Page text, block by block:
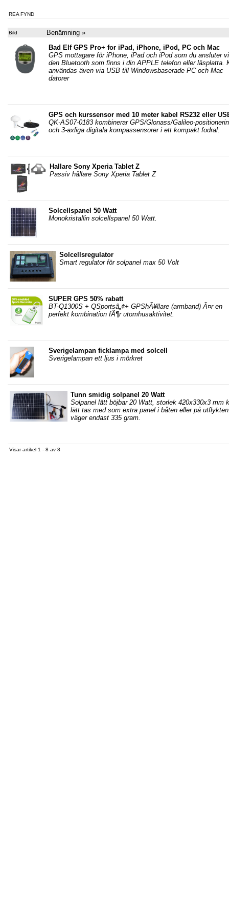
REA FYND
Bild
Benämning »
Bad Elf GPS Pro+ for iPad, iPhone, iPod, PC och Mac
GPS mottagare för iPhone, iPad och iPod som du ansluter
den Bluetooth som finns i din APPLE telefon eller läsplatta.
användas även via USB till Windowsbaserade PC och Mac
datorer
GPS och kurssensor med 10 meter kabel RS232 eller
QK-AS07-0183 kombinerar GPS/Glonass/Galileo-
och 3-axliga digitala kompassensorer i ett kompakt fodral.
Hallare Sony Xperia Tablet Z
Passiv hållare Sony Xperia Tablet Z
Solcellspanel 50 Watt
Monokristallin solcellspanel 50 Watt.
Solcellsregulator
Smart regulator för solpanel max 50 Volt
SUPER GPS 50% rabatt
BT-Q1300S + QSportsâ„¢+ GPShÃ¥llare (armband) Ã¤r en
perfekt kombination fÃ¶r utomhusaktivitet.
Sverigelampan ficklampa med solcell
Sverigelampan ett ljus i mörkret
Tunn smidig solpanel 20 Watt
Solpanel lätt böjbar 20 Watt, storlek 420x330x3 mm
lätt tas med som extra panel i båten eller på
väger endast 335 gram.
Visar artikel 1 - 8 av 8